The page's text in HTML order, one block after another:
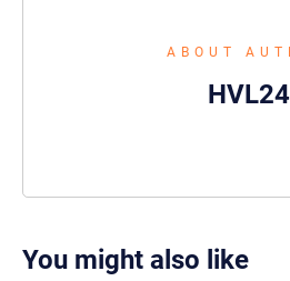
ABOUT
HVL24
You might also like